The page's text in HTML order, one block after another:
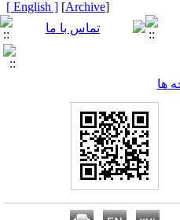
[
Archive
]
[ English ]
ها